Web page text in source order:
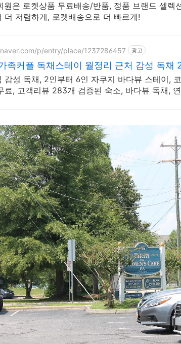
원은 로켓상품 무료배송/반품, 정품 브랜드 셀렉
더 저렴하게, 로켓배송으로 더 빠르게!
p/entry/place/1237286457 광고
족커플 독채스테이 월정리 근처 감성 독채
감성 독채, 2인부터 6인 자쿠지 바다뷰 스테이,
무료, 고객리뷰 283개 검증된 숙소, 바다뷰 독채,